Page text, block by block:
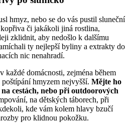
hmyz, nebo se do vás pustil sluneční
či jakákoli jiná rostlina,
zklidnit, aby nedošlo k dalšímu
ty nejlepší byliny a extrakty do
nic nenahradí.
každé domácnosti, zejména během
hmyzem nejvyšší. Mějte ho
cestách, nebo při outdoorových
na dětských táborech, při
kde vám kolem hlavy bzučí
pro klidnou pokožku.